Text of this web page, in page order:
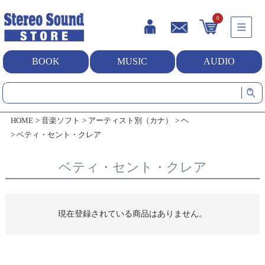
0
BOOK MUSIC AUDIO
HOME 音楽ソフト アーティスト別（カナ）
ヘ
ベティ・セント・クレア
ベティ・セント・クレア
現在登録されている商品はありません。